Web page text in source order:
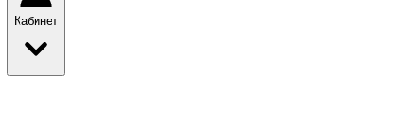
Кабинет